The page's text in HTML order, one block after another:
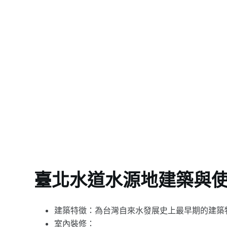
臺北水道水源地建築與
建築特徵：為台灣自來水發展史上最早期的建築
室內裝修：